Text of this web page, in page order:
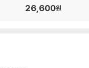
26,600원